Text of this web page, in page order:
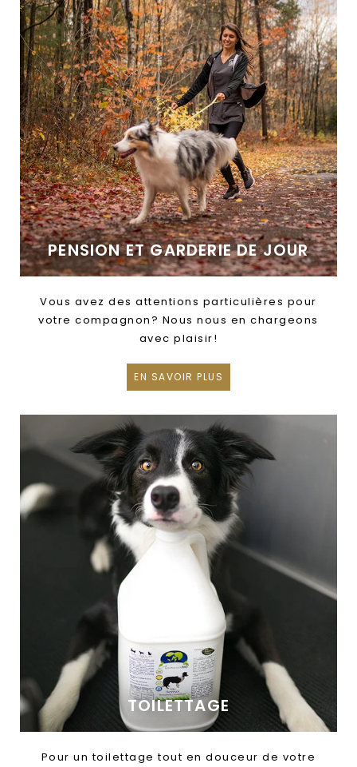
PENSION ET GARDERIE DE JOUR
Vous avez des attentions particulières pour
votre compagnon? Nous nous en chargeons
avec plaisir!
EN SAVOIR PLUS
TOILETTAGE
Pour un toilettage tout en douceur de votre